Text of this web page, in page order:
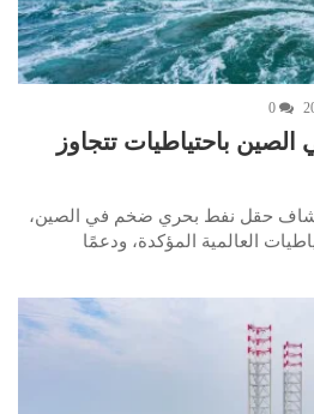
0
باحتياطيات تتجاوز
حقل نفط بحري ضخم في الصين،
العالمية المؤكدة، ودعمًا